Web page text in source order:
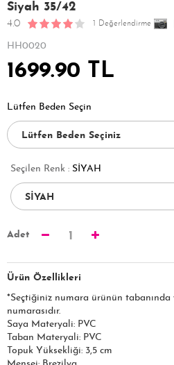
Siyah 35/42
4.0 1 Değerlendirme
HH0020
1699.90 TL
Lütfen Beden Seçin
Seçilen Renk : SİYAH
Adet 1
Ürün Özellikleri
*Seçtiğiniz numara ürünün tabanında
numarasıdır.
Saya Materyali: PVC
Taban Materyali: PVC
Topuk Yüksekliği: 3,5 cm